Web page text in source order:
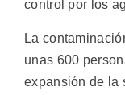
control por los
La
unas 600
expansión de la